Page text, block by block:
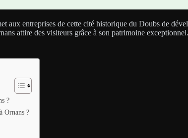
aux entreprises de cette cité historique du Doubs de
attire des visiteurs grâce à son patrimoine
?
Ornans ?